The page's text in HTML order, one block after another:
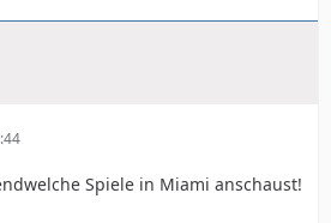
Spiele in Miami anschaust!